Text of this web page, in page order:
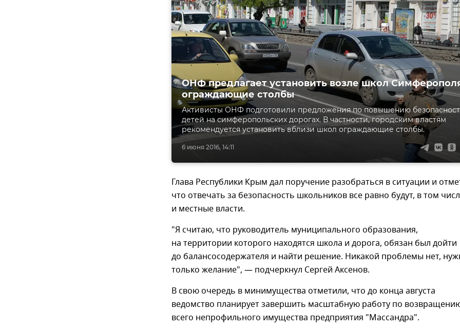
6 июня 2016, 14:11
ОНФ предлагает установить возле школ
ограждающие столбы
Активисты ОНФ подготовили предложения по повышению
детей на симферопольских дорогах. В частности, городским властям
рекомендуется установить вблизи школ ограждающие столбы.
Глава Республики Крым дал поручение разобраться в ситуации и
что отвечать за безопасность школьников все равно будут, в том
и местные власти.
"Я считаю, что руководитель муниципального образования,
на территории которого находятся школа и дорога, обязан был дойти
до балансосодержателя и найти решение. Никакой проблемы нет,
только желание", — подчеркнул Сергей Аксенов.
В свою очередь в минимущества отметили, что до конца августа
ведомство планирует завершить масштабную работу по
всего непрофильного имущества предприятия "Массандра".